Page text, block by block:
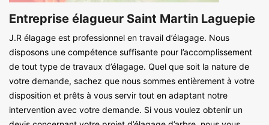
Entreprise élagueur Saint Martin Laguepie
J.R élagage est professionnel en travail d’élagage. Nous
disposons une compétence suffisante pour l’accomplissement
de tout type de travaux d’élagage. Quel que soit la nature de
votre demande, sachez que nous sommes entièrement à votre
disposition et prêts à vous servir tout en adaptant notre
intervention avec votre demande. Si vous voulez obtenir un